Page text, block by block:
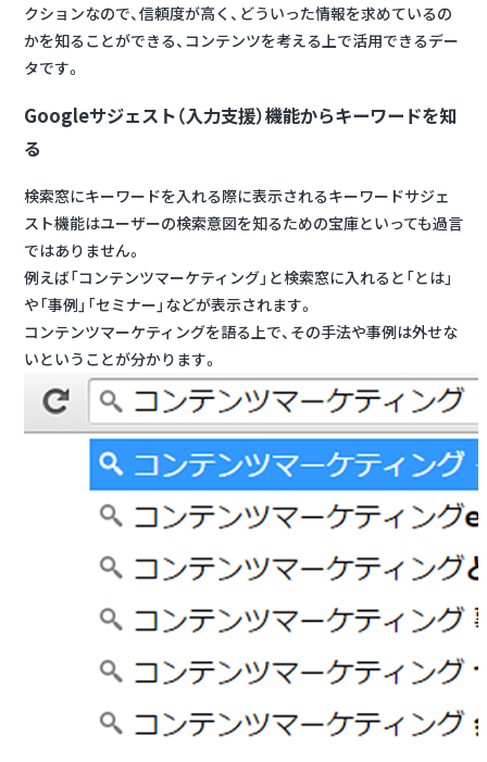
クションなので、信頼度が高く、どういった情報を求めているの
かを知ることができる、コンテンツを考える上で活用できるデー
タです。
Googleサジェスト（入力支援）機能からキーワードを知
る
検索窓にキーワードを入れる際に表示されるキーワードサジェ
スト機能はユーザーの検索意図を知るための宝庫といっても過言
ではありません。
例えば「コンテンツマーケティング」と検索窓に入れると「とは」
や「事例」「セミナー」などが表示されます。
コンテンツマーケティングを語る上で、その手法や事例は外せな
いということが分かります。